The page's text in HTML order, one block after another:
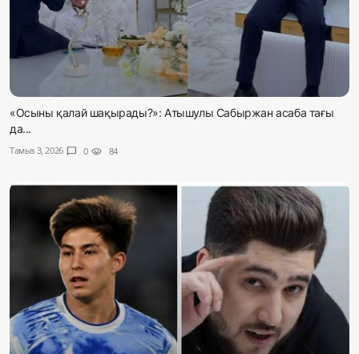
«Осыны қалай шақырады?»: Атышулы Сабыржан асаба тағы
да...
Тамыз 3, 2026 chat_bubble 0 visibility 84